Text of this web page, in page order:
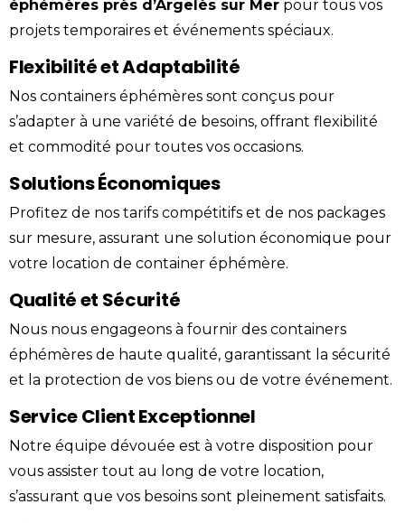
éphémères près d’Argelès sur Mer pour tous vos
projets temporaires et événements spéciaux.
Flexibilité et Adaptabilité
Nos containers éphémères sont conçus pour
s’adapter à une variété de besoins, offrant flexibilité
et commodité pour toutes vos occasions.
Solutions Économiques
Profitez de nos tarifs compétitifs et de nos packages
sur mesure, assurant une solution économique pour
votre location de container éphémère.
Qualité et Sécurité
Nous nous engageons à fournir des containers
éphémères de haute qualité, garantissant la sécurité
et la protection de vos biens ou de votre événement.
Service Client Exceptionnel
Notre équipe dévouée est à votre disposition pour
vous assister tout au long de votre location,
s’assurant que vos besoins sont pleinement satisfaits.